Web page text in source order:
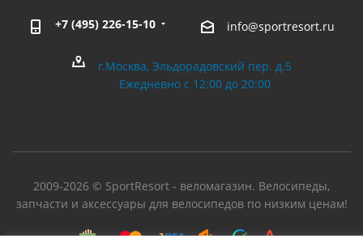
+7 (495) 226-15-10 info@sportresort.ru
г.Москва, Эльдорадовский пер. д.5
Ежедневно с 12:00 до 20:00
2009-2026 © SportResort - веломагазин. Велосипеды,
запчасти и аксессуары для велосипедов по низким ценам!